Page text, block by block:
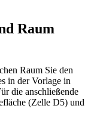
Raum
Raum Sie den
in der Vorlage in
die anschließende
(Zelle D5) und